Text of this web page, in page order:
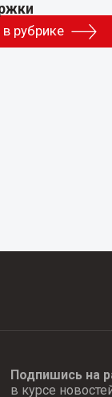
рубрике
Подпишись на
в курсе